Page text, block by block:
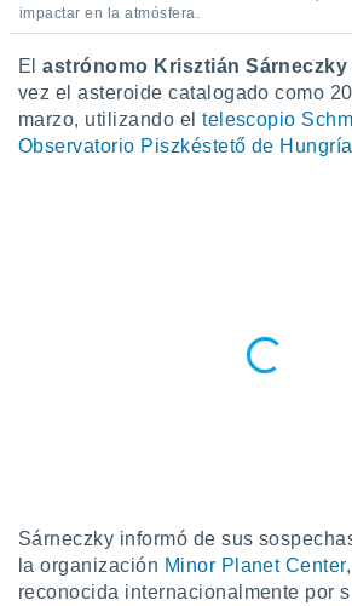
en
más
nuestra
y
de
sitio
En
impactar en la atmósfera.
Elastrónomo Krisztián Sárneczky
vez el asteroide catalogado como
marzo, utilizando el telescopio
Observatorio Piszkéstető de Hungría
Sárneczky informó de sus
la organización Minor Planet Center
reconocida internacionalmente por